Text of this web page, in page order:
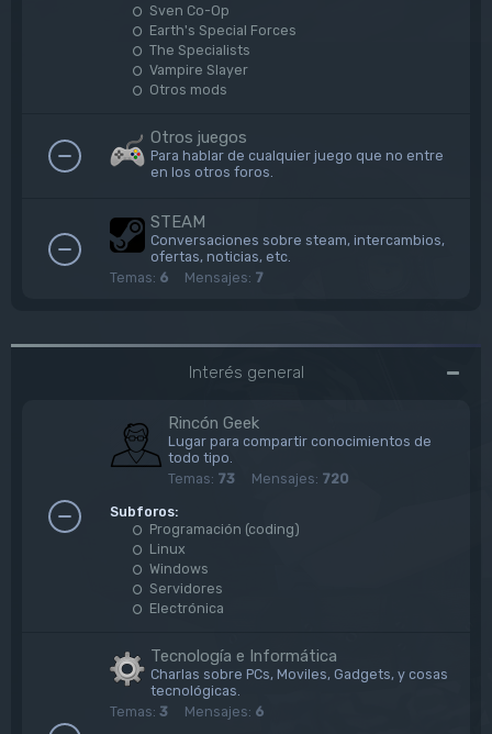
Sven Co-Op
Earth's Special Forces
The Specialists
Vampire Slayer
Otros mods
Otros juegos
Para hablar de cualquier juego que no entre
en los otros foros.
STEAM
Conversaciones sobre steam, intercambios,
ofertas, noticias, etc.
Temas: 6 Mensajes: 7
Interés general
Rincón Geek
Lugar para compartir conocimientos de
todo tipo.
Temas: 73 Mensajes: 720
Subforos:
Programación (coding)
Linux
Windows
Servidores
Electrónica
Tecnología e Informática
Charlas sobre PCs, Moviles, Gadgets, y cosas
tecnológicas.
Temas: 3 Mensajes: 6